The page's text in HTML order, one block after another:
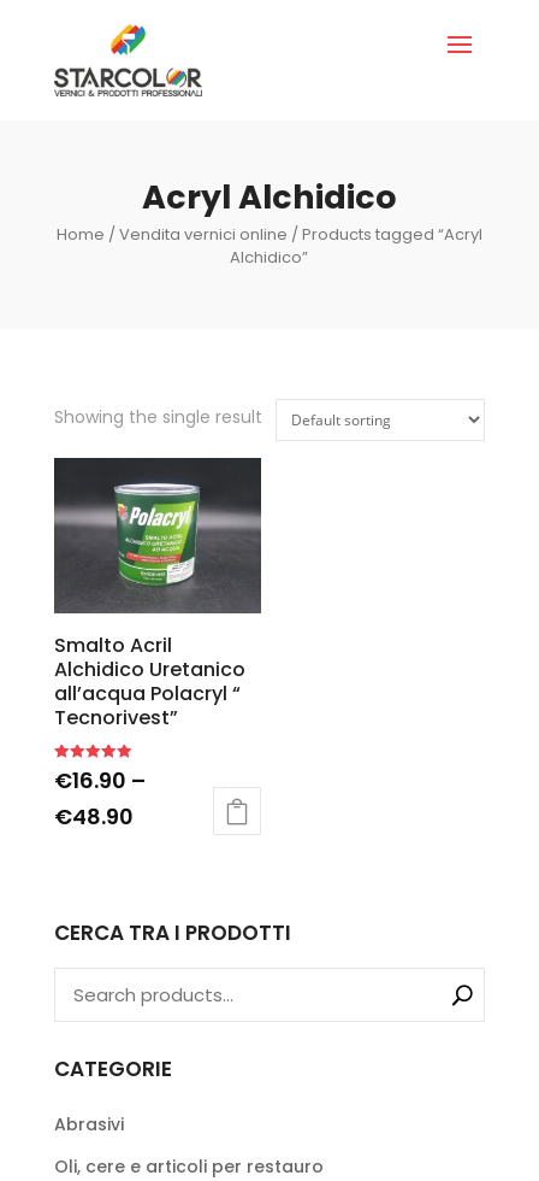
Acryl Alchidico
Home /Vendita vernici online / Products tagged “Acryl
Alchidico”
Showing the single result
Smalto Acril
Alchidico Uretanico
all’acqua Polacryl “
Tecnorivest”
Rated
5.00
€16.90 –
€48.90
CERCA TRA I PRODOTTI
CATEGORIE
Abrasivi
Oli, cere e articoli per restauro